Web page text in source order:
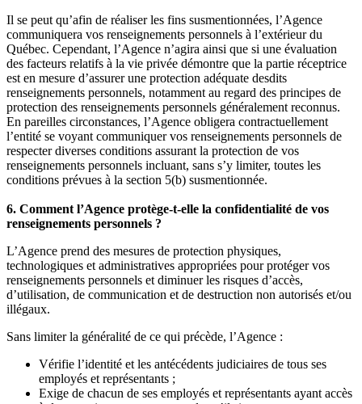
Il se peut qu’afin de réaliser les fins susmentionnées, l’Agence
communiquera vos renseignements personnels à l’extérieur du
Québec. Cependant, l’Agence n’agira ainsi que si une évaluation
des facteurs relatifs à la vie privée démontre que la partie réceptrice
est en mesure d’assurer une protection adéquate desdits
renseignements personnels, notamment au regard des principes de
protection des renseignements personnels généralement reconnus.
En pareilles circonstances, l’Agence obligera contractuellement
l’entité se voyant communiquer vos renseignements personnels de
respecter diverses conditions assurant la protection de vos
renseignements personnels incluant, sans s’y limiter, toutes les
conditions prévues à la section 5(b) susmentionnée.
6. Comment l’Agence protège-t-elle la confidentialité de vos
renseignements personnels ?
L’Agence prend des mesures de protection physiques,
technologiques et administratives appropriées pour protéger vos
renseignements personnels et diminuer les risques d’accès,
d’utilisation, de communication et de destruction non autorisés et/ou
illégaux.
Sans limiter la généralité de ce qui précède, l’Agence :
Vérifie l’identité et les antécédents judiciaires de tous ses
employés et représentants ;
Exige de chacun de ses employés et représentants ayant accès